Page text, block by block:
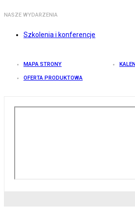
NASZE WYDARZENIA
Szkolenia i konferencje
MAPA STRONY
OFERTA PRODUKTOWA